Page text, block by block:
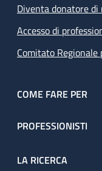
Diventa donatore
Accesso di
Comitato Regionale
COME FARE PER
PROFESSIONISTI
LA RICERCA